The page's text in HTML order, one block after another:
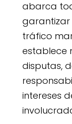
abarca
garantizar
tráfico
establece
disputas,
intereses